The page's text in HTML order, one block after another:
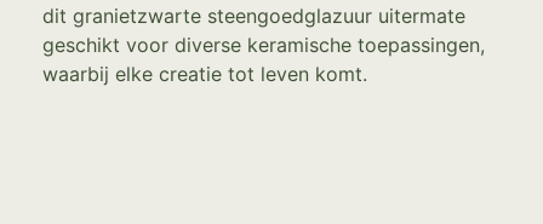
dit granietzwarte steengoedglazuur uitermate
geschikt voor diverse keramische toepassingen,
waarbij elke creatie tot leven komt.